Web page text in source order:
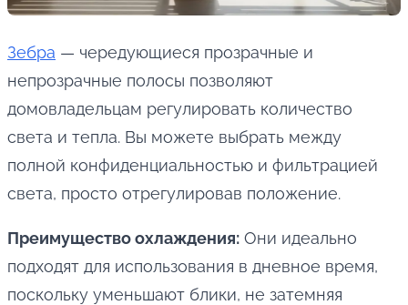
Зебра — чередующиеся прозрачные и
непрозрачные полосы позволяют
домовладельцам регулировать количество
света и тепла. Вы можете выбрать между
полной конфиденциальностью и фильтрацией
света, просто отрегулировав положение.
Преимущество охлаждения: Они идеально
подходят для использования в дневное время,
поскольку уменьшают блики, не затемняя